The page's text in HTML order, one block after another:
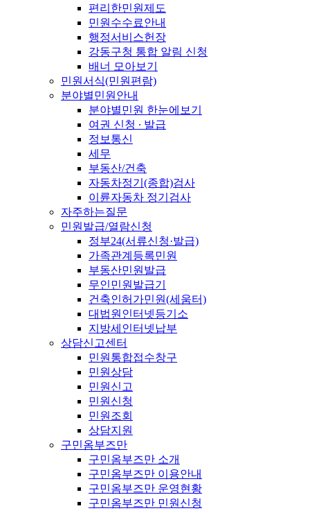
편리한민원제도
민원수수료안내
행정서비스헌장
강동구청 통합 알림 신청
배너 모아보기
민원서식(민원편람)
분야별민원안내
분야별민원 한눈에보기
여권 신청 ∙ 발급
정보통신
세무
부동산/건축
자동차정기(종합)검사
이륜자동차 정기검사
자주하는질문
민원발급/열람신청
정부24(서류신청·발급)
가족관계등록민원
부동산민원발급
무인민원발급기
건축인허가민원(세움터)
대법원인터넷등기소
지방세인터넷납부
상담신고센터
민원통합접수창구
민원상담
민원신고
민원신청
민원조회
상담지원
구민옴부즈만
구민옴부즈만 소개
구민옴부즈만 이용안내
구민옴부즈만 운영현황
구민옴부즈만 민원신청